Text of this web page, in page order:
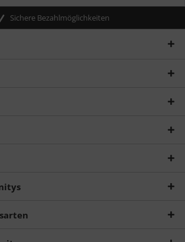
Sichere Bezahlmöglichkeiten